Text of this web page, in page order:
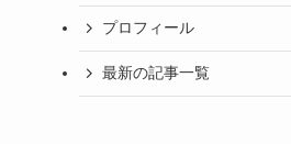
プロフィール
最新の記事一覧